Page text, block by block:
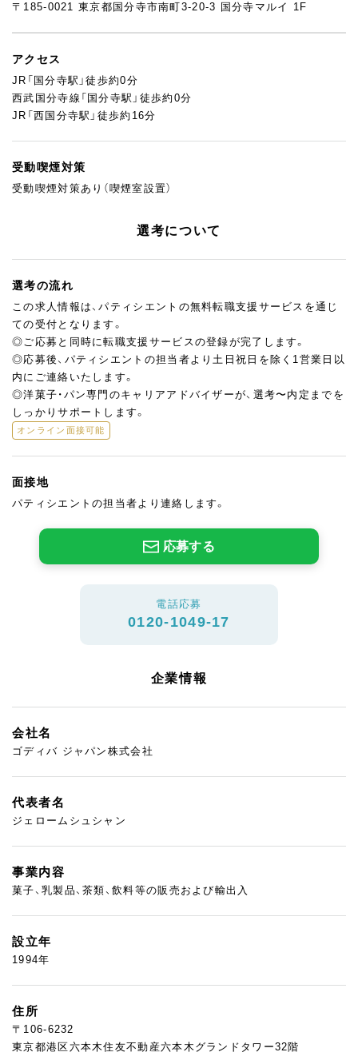
〒185-0021 東京都国分寺市南町3-20-3 国分寺マルイ 1F
アクセス
JR「国分寺駅」徒歩約0分
西武国分寺線「国分寺駅」徒歩約0分
JR「西国分寺駅」徒歩約16分
受動喫煙対策
受動喫煙対策あり（喫煙室設置）
選考について
選考の流れ
この求人情報は、パティシエントの無料転職支援サービスを通じ
ての受付となります。
◎ご応募と同時に転職支援サービスの登録が完了します。
◎応募後、パティシエントの担当者より土日祝日を除く1営業日以
内にご連絡いたします。
◎洋菓子・パン専門のキャリアアドバイザーが、選考〜内定までを
しっかりサポートします。
オンライン面接可能
面接地
パティシエントの担当者より連絡します。
応募する
電話応募
0120-1049-17
企業情報
会社名
ゴディバ ジャパン株式会社
代表者名
ジェロームシュシャン
事業内容
菓子、乳製品、茶類、飲料等の販売および輸出入
設立年
1994年
住所
〒106-6232
東京都港区六本木住友不動産六本木グランドタワー32階